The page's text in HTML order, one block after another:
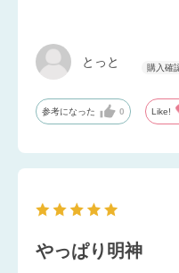
とっと
参考になった 0 Like!
やっぱり明神